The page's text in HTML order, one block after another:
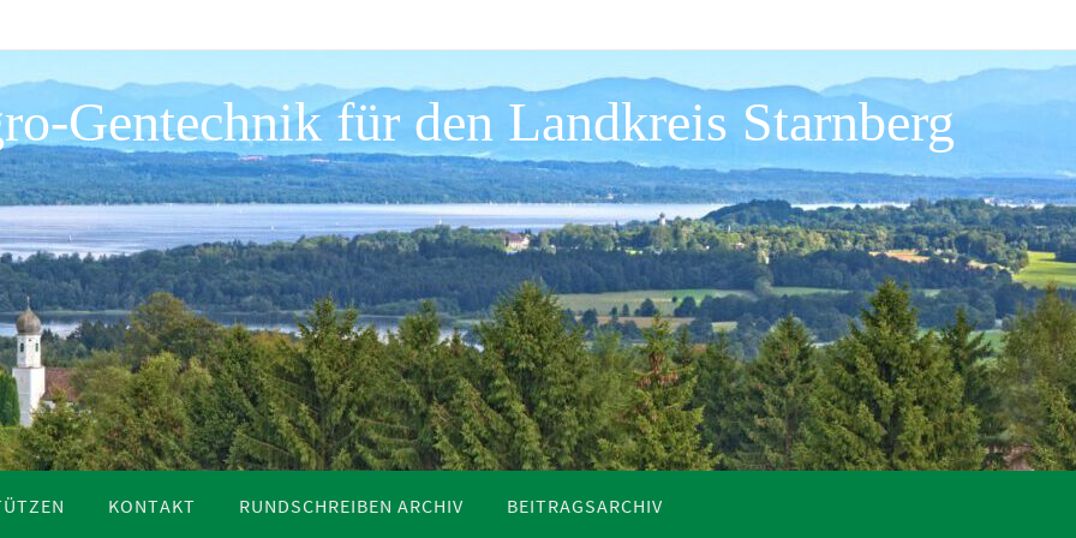
Gentechnik für den Landkreis Starnberg
KONTAKT RUNDSCHREIBEN ARCHIV BEITRAGSARCHIV